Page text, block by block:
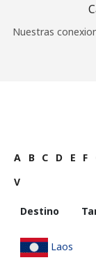
Nuestras
A B C D E F
V
Destino
Laos